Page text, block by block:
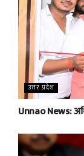
उत्तर प्रदेश
Unnao News: